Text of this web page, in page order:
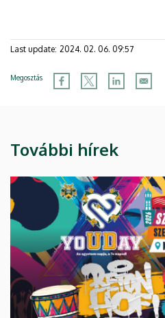
Last update: 2024. 02. 06. 09:57
Megosztás
További hírek